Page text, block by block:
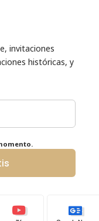
invitaciones
históricas, y